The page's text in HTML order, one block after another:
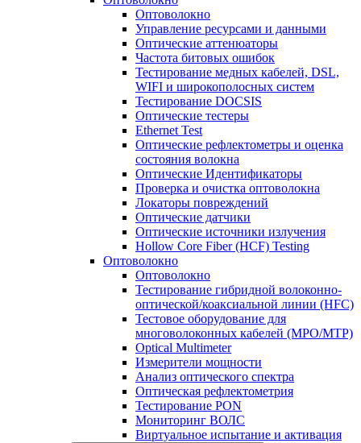
Оптоволокно
Управление ресурсами и данными
Оптические aттенюаторы
Частота битовых ошибок
Тестирование медных кабелей, DSL,
WIFI и широкополосных систем
Тестирование DOCSIS
Оптические тестеры
Ethernet Test
Оптические рефлектометры и оценка
состояния волокна
Оптические Идентификаторы
Проверка и очистка оптоволокна
Локаторы повреждений
Оптические датчики
Оптические источники излучения
Hollow Core Fiber (HCF) Testing
Оптоволокно
Оптоволокно
Тестирование гибридной волоконно-
оптической/коаксиальной линии (HFC)
Тестовое оборудование для
многоволоконных кабелей (MPO/MTP)
Optical Multimeter
Измерители мощности
Анализ оптического спектра
Оптическая рефлектометрия
Тестирование PON
Мониторинг ВОЛС
Виртуальное испытание и активация